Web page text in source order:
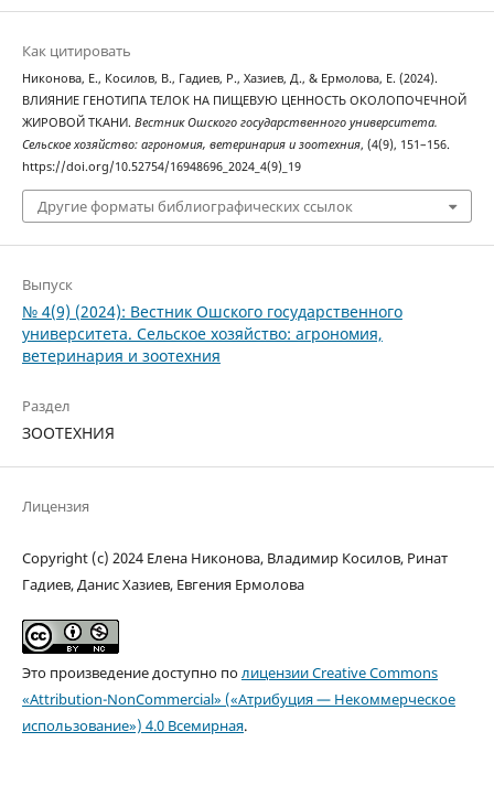
Как цитировать
Никонова, Е., Косилов, В., Гадиев, Р., Хазиев, Д., & Ермолова, Е. (2024).
ВЛИЯНИЕ ГЕНОТИПА ТЕЛОК НА ПИЩЕВУЮ ЦЕННОСТЬ ОКОЛОПОЧЕЧНОЙ
ЖИРОВОЙ ТКАНИ. Вестник Ошского государственного университета.
Сельское хозяйство: агрономия, ветеринария и зоотехния, (4(9), 151–156.
https://doi.org/10.52754/16948696_2024_4(9)_19
Другие форматы библиографических ссылок
Выпуск
№ 4(9) (2024): Вестник Ошского государственного
университета. Сельское хозяйство: агрономия,
ветеринария и зоотехния
Раздел
ЗООТЕХНИЯ
Лицензия
Copyright (c) 2024 Елена Никонова, Владимир Косилов, Ринат
Гадиев, Данис Хазиев, Евгения Ермолова
Это произведение доступно полицензии Creative Commons
«Attribution-NonCommercial» («Атрибуция — Некоммерческое
использование») 4.0 Всемирная.